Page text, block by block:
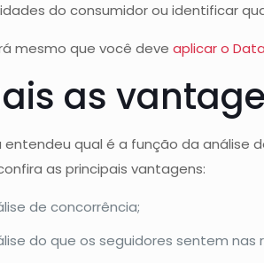
do consumidor ou identificar
mesmo que você deveaplicar o
as
entendeu qual é a função da análise
as principais vantagens:
de concorrência;
do que os seguidores sentem nas